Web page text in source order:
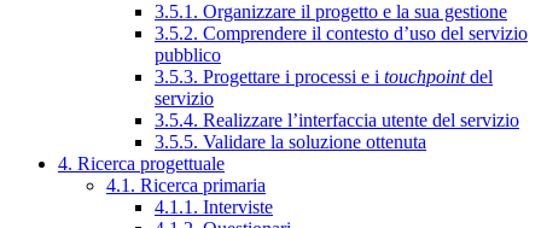
3.5.1. Organizzare il progetto e la sua gestione
3.5.2. Comprendere il contesto d’uso del servizio
pubblico
3.5.3. Progettare i processi e i touchpointdel
servizio
3.5.4. Realizzare l’interfaccia utente del servizio
3.5.5. Validare la soluzione ottenuta
4. Ricerca progettuale
4.1. Ricerca primaria
4.1.1. Interviste